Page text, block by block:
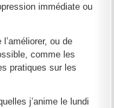
immédiate ou
ou de
comme les
pratiques sur les
j’anime le lundi